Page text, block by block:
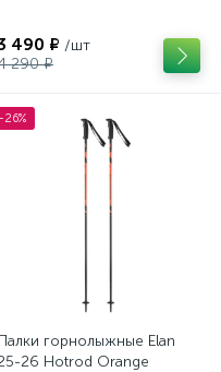
490 ₽ /шт
290 ₽
-26%
горнолыжные Elan
26 Hotrod Orange